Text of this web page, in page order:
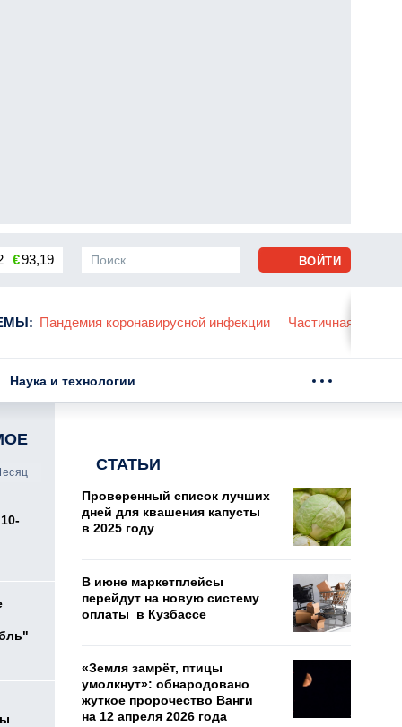
€93,19
: Пандемия коронавирусной инфекции Частичная
ВОЙТИ
Наука и технологии
СТАТЬИ
Проверенный список лучших
дней для квашения капусты
в 2025 году
В июне маркетплейсы
перейдут на новую систему
оплаты в Кузбассе
«Земля замрёт, птицы
умолкнут»: обнародовано
жуткое пророчество Ванги
на 12 апреля 2026 года